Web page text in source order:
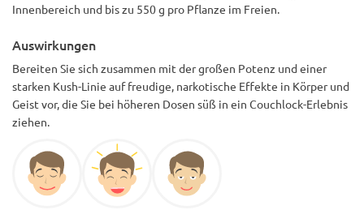
Innenbereich und bis zu 550 g pro Pflanze im Freien.
Auswirkungen
Bereiten Sie sich zusammen mit der großen Potenz und einer
starken Kush-Linie auf freudige, narkotische Effekte in Körper und
Geist vor, die Sie bei höheren Dosen süß in ein Couchlock-Erlebnis
ziehen.